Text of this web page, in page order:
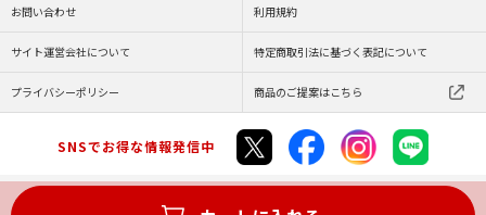
お問い合わせ 利用規約
サイト運営会社について 特定商取引法に基づく表記について
プライバシーポリシー 商品のご提案はこちら
SNSでお得な情報発信中